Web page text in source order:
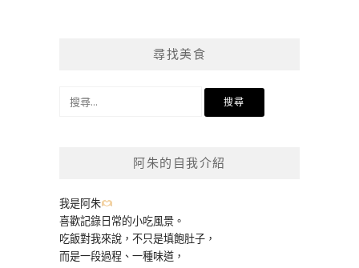
尋找美食
阿朱的自我介紹
我是阿朱
喜歡記錄日常的小吃風景。
吃飯對我來說，不只是填飽肚子，
而是一段過程、一種味道，